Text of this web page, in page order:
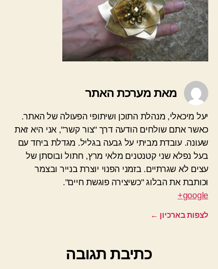
מאת מערכת האתר
יעל מיכאלי, מנהלת התוכן ושיתופי הפעולה של האתר.
כאשר אתם שולחים הודעה דרך "צור קשר", אני היא זאת
שעונה. עובדת מביתי על גבעה בגליל. מגדלת ביחד עם
בעל נפלא שני קטנטנים מלאי מרץ, חתול ובוסתן של
עצים לא שגרתיים. בזמני הפנוי יוצרת בנייר ובצמר
וכותבת את הבלוג "כשיצירה פוגשת חיים".
google+
לצפות בארכיון ←
כתיבת תגובה